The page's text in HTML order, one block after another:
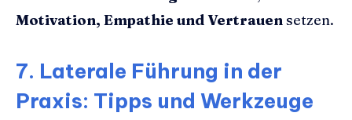
Motivation, Empathie und Vertrauensetzen.
7. Laterale Führung in der
Praxis: Tipps und Werkzeuge